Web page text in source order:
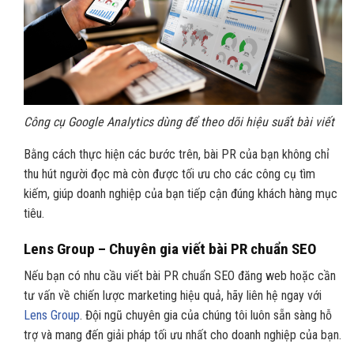
Công cụ Google Analytics dùng để theo dõi hiệu suất bài viết
Bằng cách thực hiện các bước trên, bài PR của bạn không chỉ
thu hút người đọc mà còn được tối ưu cho các công cụ tìm
kiếm, giúp doanh nghiệp của bạn tiếp cận đúng khách hàng mục
tiêu.
Lens Group – Chuyên gia viết bài PR chuẩn SEO
Nếu bạn có nhu cầu viết bài PR chuẩn SEO đăng web hoặc cần
tư vấn về chiến lược marketing hiệu quả, hãy liên hệ ngay với
Lens Group. Đội ngũ chuyên gia của chúng tôi luôn sẵn sàng hỗ
trợ và mang đến giải pháp tối ưu nhất cho doanh nghiệp của bạn.